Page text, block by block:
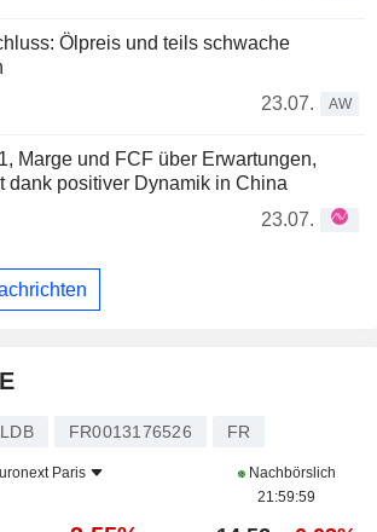
Ölpreis und teils schwache
23.07.
AW
Marge und FCF über Erwartungen,
dank positiver Dynamik in China
23.07.
FR0013176526 FR
Paris
Nachbörslich
21:59:59